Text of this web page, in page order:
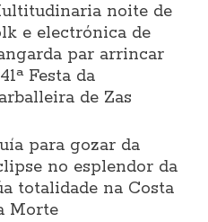
noite de
e electrónica de
par arrincar
Festa da
de Zas
para gozar da
no esplendor da
totalidade na Costa
Morte